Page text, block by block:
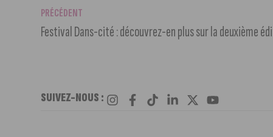
PRÉCÉDENT
Festival Dans-cité : découvrez-en plus sur la deuxième
SUIVEZ-NOUS :